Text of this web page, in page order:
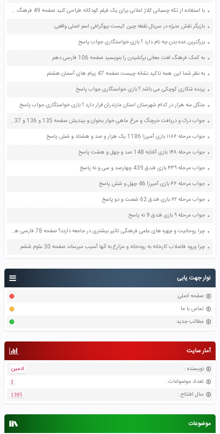
نوار جهت یابی
صفحه اصلی
تماس با ما
مطالب جدید
آمار سایت
نویسنده :
ادمین
تعداد موضواعات :
1
سال افتتاح :
1395
موضوعات
با استفاده از تکه چسبانی کلاژ اعلانی برای یک فیلم کودکانه طراحی کنید صفحه 49 فرهنگ و هنر نهم
بازیگر نقش منیژه در سریال نقطه چین کیست بیوگرافی اسم اصلی واقعی
بزرگترین غده بدن چه نام دارد ؟ بازی خواستگاری جواب پاسخ
به کمک فرهنگ لغت معانی برکشیدن را بنویسید صفحه 106 فارسی دهم
به نظر شما این همه تاکید نشانه چیست صفحه 47 پیام های آسمان هشتم
پرنده شکاری کوچکی می باشد ؟ بازی خواستگاری جواب پاسخ
جنگل سه هزار در کدام شهرستان استان مازندران قرار دارد ؟ بازی خواستگاری جواب پاسخ
جواب درک و دریافت خرچنگ و مرغ ماهی خوار بخوان و بیندیش صفحه 135 و 136 و 137 فارسی چهارم
جواب مرحله ۱۱۸۶ بازی آمیرزا 1186 یک هزار و صد و هشتاد و شش پاسخ
جواب مرحله ۱۴۸ بازی آفتابه 148 صد و چهل و هشت پاسخ
جواب مرحله ۴۳۹ بازی فندق 439 چهارصد و سی و نه پاسخ
جواب مرحله ۴۶ بازی آمیرزا 46 چهل و شش پاسخ
جواب مرحله ۶۲ بازی فندق 62 شصت و دو پاسخ
جواب مرحله ۹ بازی فندق 9 نه پاسخ
چرا روحانیت و چهره های علمی فرهنگی تاثیر بیشتری در جامعه دارند؟ صفحه 78 فارسی هشتم
چرا ورود فاضلاب کارخانه به رودخانه و مزارع به آنها آسیب میرساند صفحه 30 علوم ششم